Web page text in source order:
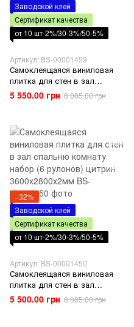
Заводской клей
Сертификат качества
от 10 шт-2%/30-3%/50-5%
Артикул: BS-00001459
Самоклеящаяся виниловая
плитка для стен в зал
спальню комнату набор (6
рулонов) бирюза
5 550.00 грн 8 085.00 грн
−32%
Заводской клей
Сертификат качества
от 10 шт-2%/30-3%/50-5%
Артикул: BS-00001450
Самоклеящаяся виниловая
плитка для стен в зал
спальню комнату набор (6
рулонов) цитрин
5 500.00 грн 8 085.00 грн